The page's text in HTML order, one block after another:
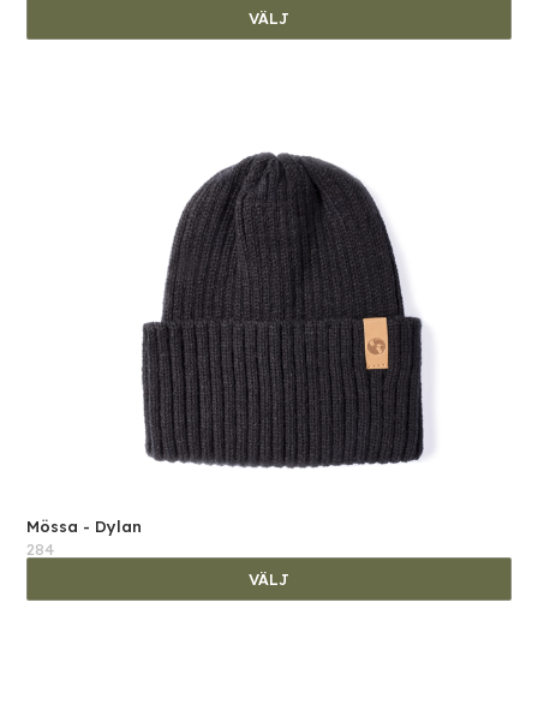
VÄLJ
Mössa - Dylan
284
VÄLJ